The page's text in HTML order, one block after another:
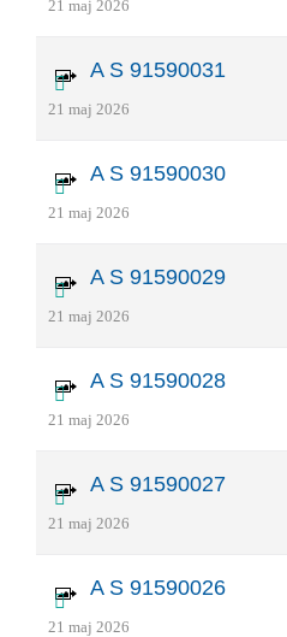
21 maj 2026
A S 91590031
21 maj 2026
A S 91590030
21 maj 2026
A S 91590029
21 maj 2026
A S 91590028
21 maj 2026
A S 91590027
21 maj 2026
A S 91590026
21 maj 2026